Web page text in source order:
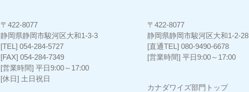
〒422-8077
静岡県静岡市駿河区大和1-3-3
[TEL] 054-284-5727
[FAX] 054-284-7349
[営業時間] 平日9:00～17:00
[休日] 土日祝日
〒422-8077
静岡県静岡市駿河区大和1-2-28
[直通TEL] 080-9490-6678
[営業時間] 平日9:00～17:00
カナダワイズ部門トップ